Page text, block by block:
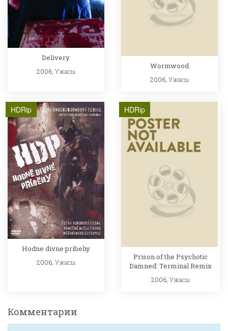
Delivery
2006, Ужасы
Wormwood
2006,Ужасы
HDRip
Hodne divne pribehy
2006, Ужасы
HDRip
Prison of the Psychotic
Damned: Terminal Remix
2006,Ужасы
Комментарии